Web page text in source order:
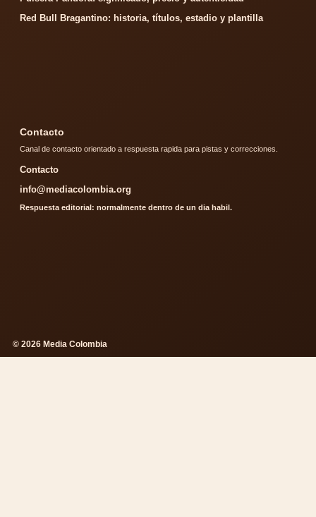
Red Bull Bragantino: historia, títulos, estadio y plantilla
Contacto
Canal de contacto orientado a respuesta rapida para pistas y correcciones.
Contacto
info@mediacolombia.org
Respuesta editorial: normalmente dentro de un dia habil.
© 2026 Media Colombia